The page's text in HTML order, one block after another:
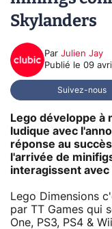
Skylanders
Par Julien Jay
Publié le 09
Suivez-nous
Lego développe à
ludique avec
réponse au
l'arrivée de
interagissent
Lego Dimensions
par TT Games qui
One, PS3, PS4 &